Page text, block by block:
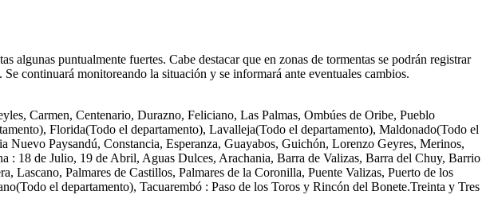
algunas puntualmente fuertes. Cabe destacar que en zonas de tormentas se podrán registrar
continuará monitoreando la situación y se informará ante eventuales cambios.
Carmen, Centenario, Durazno, Feliciano, Las Palmas, Ombúes de Oribe, Pueblo
Florida(Todo el departamento), Lavalleja(Todo el departamento), Maldonado(Todo el
Nuevo Paysandú, Constancia, Esperanza, Guayabos, Guichón, Lorenzo Geyres, Merinos,
: 18 de Julio, 19 de Abril, Aguas Dulces, Arachania, Barra de Valizas, Barra del Chuy, Barrio
Palmares de Castillos, Palmares de la Coronilla, Puente Valizas, Puerto de los
el departamento), Tacuarembó : Paso de los Toros y Rincón del Bonete.Treinta y Tres